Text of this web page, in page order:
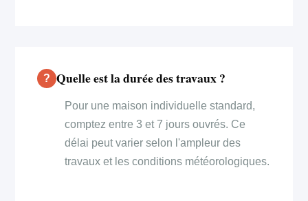
Quelle est la durée des travaux ?
Pour une maison individuelle standard,
comptez entre 3 et 7 jours ouvrés. Ce
délai peut varier selon l'ampleur des
travaux et les conditions météorologiques.